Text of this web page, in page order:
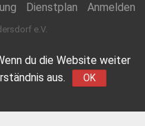
Dienstplan Anmelden
e.V.
du die Website weiter
aus.
OK